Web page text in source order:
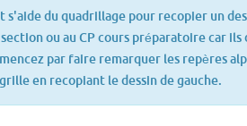
s'aide du quadrillage pour recopier un
ou au CP cours préparatoire car
par faire remarquer les repères
en recopiant le dessin de gauche.